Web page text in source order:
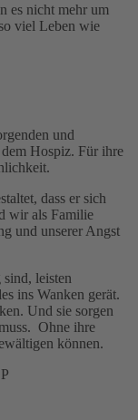
es nicht mehr um
viel Leben wie
und
Hospiz. Für ihre
dass er sich
wir als Familie
und unserer Angst
leisten
ins Wanken gerät.
Und sie sorgen
Ohne ihre
können.